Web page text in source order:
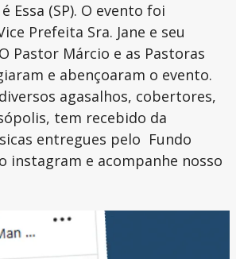
Essa (SP). O evento foi
Prefeita Sra. Jane e seu
Pastor Márcio e as Pastoras
e abençoaram o evento.
agasalhos, cobertores,
tem recebido da
entregues pelo Fundo
instagram e acompanhe nosso